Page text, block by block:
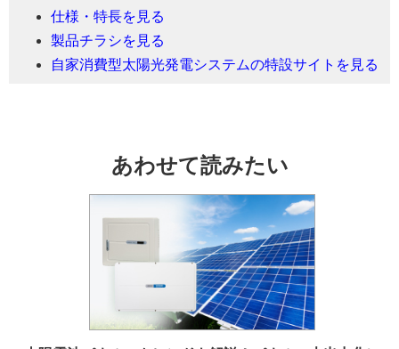
仕様・特長を見る
製品チラシを見る
自家消費型太陽光発電システムの特設サイトを見る
あわせて読みたい